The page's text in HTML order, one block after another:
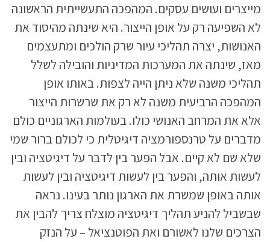
מייצרים ועושים עסקים. המהפכה התעשייתית הראשונה
לא השפיעה רק על אופן הייצור. היא שינתה מהיסוד את
האנושות, יצרה תהליכי עיור שרק הולכים ומתעצמים
מאז, שינתה את המערכות המדיניות והובילה לשלל
תהליכי משנה שלא ניתן הייה לצפות. באותו אופן
המהפכה הרביעית משנה לא רק את שרשרות הייצור
אלא את המרחב האנושי כולו. בעולמות הארגוניים כולם
מדברים על טרנספורמציה דיגיטלית כי לכולם ברור שמי
שלא שם לא קיים. אבל הפער בין לדבר על דיגיטציה ובין
לעשות אותה, והפער בין לעשות דיגיטציה ובין לעשות
אותה באופן שמשרת את הארגון נותר בעינו. נראה
שבשביל להניע תהליך דיגיטציה מוצלח צריך להבין את
הצרכים שלנו לאשורם ואת הפוטנציאל – על הנזק